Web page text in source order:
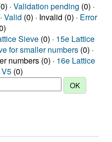
· Validation pending (0) ·
Valid (0) · Invalid (0) · Error
Sieve (0) · 15e Lattice
for smaller numbers (0) ·
numbers (0) · 16e Lattice
(0)